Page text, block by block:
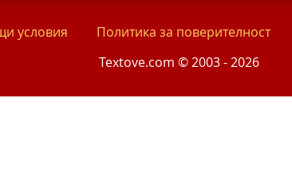
условия Политика за поверителност
Textove.com © 2003 - 2026